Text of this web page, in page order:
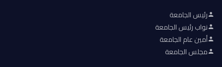
رئيس الجامعة
نواب رئيس الجامعة
أمين عام الجامعة
مجلس الجامعة